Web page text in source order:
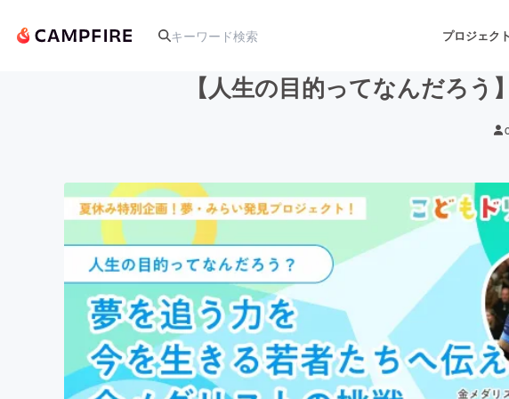
プロジェク
アート・写真 音楽
テクノロジー・ガジェット ゲーム・サービ
映像・映画 書籍・雑誌出版
ビジネス・起業 チャレンジ
【人生の目的ってなんだろ